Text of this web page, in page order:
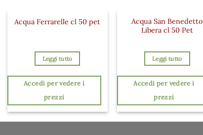
Acqua Ferrarelle cl 50 pet
Leggi tutto
Accedi per vedere i
prezzi
Acqua San Benedetto
Libera cl 50 Pet
Leggi tutto
Accedi per vedere i
prezzi